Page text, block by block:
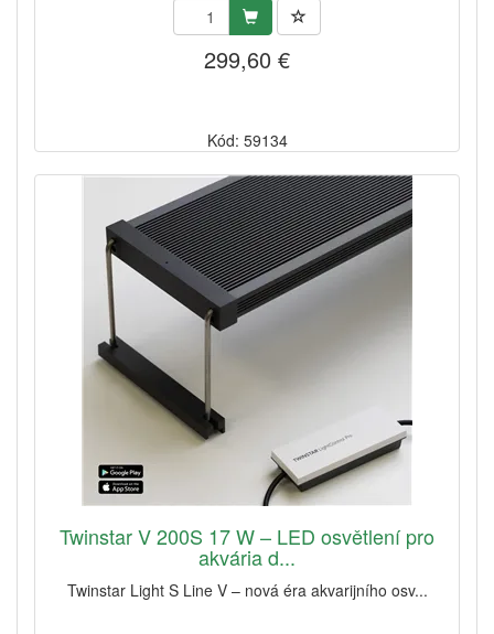
299,60 €
Kód: 59134
Twinstar V 200S 17 W – LED osvětlení pro
akvária d...
Twinstar Light S Line V – nová éra akvarijního osv...